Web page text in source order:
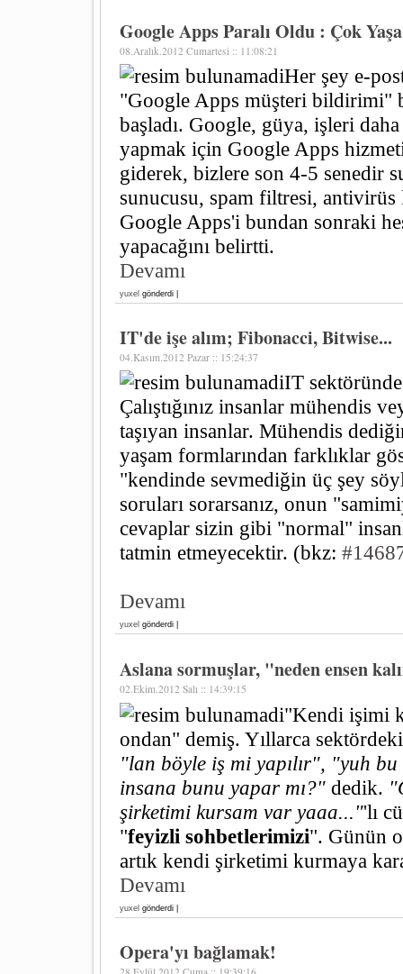
Google Apps Paralı Oldu : Çok
08.Aralık.2012 Cumartesi :: 11:08:21
Her şey e-
"Google Apps müşteri bildirimi"
başladı. Google, güya, işleri
yapmak için Google Apps
giderek, bizlere son 4-5 senedir
sunucusu, spam filtresi,
Google Apps'i bundan sonraki
yapacağını belirtti.
Devamı
yuxel gönderdi |
IT'de işe alım; Fibonacci, Bitwise...
04.Kasım.2012 Pazar :: 15:24:37
IT
Çalıştığınız insanlar mühendis
taşıyan insanlar. Mühendis
yaşam formlarından farklıklar
"kendinde sevmediğin üç şey
soruları sorarsanız, onun
cevaplar sizin gibi "normal"
tatmin etmeyecektir. (bkz:
Devamı
yuxel gönderdi |
Aslana sormuşlar, "neden ensen
02.Ekim.2012 Salı :: 14:39:15
"Kendi işimi
ondan" demiş. Yıllarca
"lan böyle iş mi yapılır", "yuh
insana bunu yapar mı?" dedik.
şirketimi kursam var yaaa..."'lı
"feyizli sohbetlerimizi". Günün
artık kendi şirketimi kurmaya
Devamı
yuxel gönderdi |
Opera'yı bağlamak!